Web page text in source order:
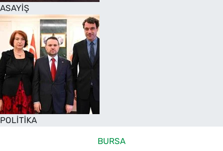
ASAYİŞ
POLİTİKA
BURSA